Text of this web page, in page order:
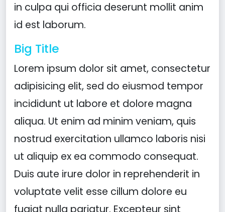
in culpa qui officia deserunt mollit anim
id est laborum.
Big Title
Lorem ipsum dolor sit amet, consectetur
adipisicing elit, sed do eiusmod tempor
incididunt ut labore et dolore magna
aliqua. Ut enim ad minim veniam, quis
nostrud exercitation ullamco laboris nisi
ut aliquip ex ea commodo consequat.
Duis aute irure dolor in reprehenderit in
voluptate velit esse cillum dolore eu
fugiat nulla pariatur. Excepteur sint